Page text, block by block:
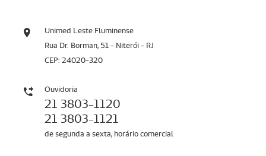
Unimed Leste Fluminense
Rua Dr. Borman, 51 - Niterói - RJ
CEP: 24020-320
Ouvidoria
21 3803-1120
21 3803-1121
de segunda a sexta, horário comercial